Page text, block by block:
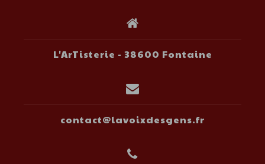
L'ArTisterie - 38600 Fontaine
contact@lavoixdesgens.fr